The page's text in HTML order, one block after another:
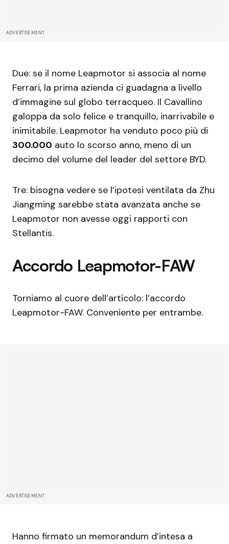
ADVERTISEMENT
Due: se il nome Leapmotor si associa al nome
Ferrari, la prima azienda ci guadagna a livello
d’immagine sul globo terracqueo. Il Cavallino
galoppa da solo felice e tranquillo, inarrivabile e
inimitabile. Leapmotor ha venduto poco più di
300.000 auto lo scorso anno, meno di un
decimo del volume del leader del settore BYD.
Tre: bisogna vedere se l’ipotesi ventilata da Zhu
Jiangming sarebbe stata avanzata anche se
Leapmotor non avesse oggi rapporti con
Stellantis.
Accordo Leapmotor-FAW
Torniamo al cuore dell’articolo: l’accordo
Leapmotor-FAW. Conveniente per entrambe.
ADVERTISEMENT
Hanno firmato un memorandum d’intesa a